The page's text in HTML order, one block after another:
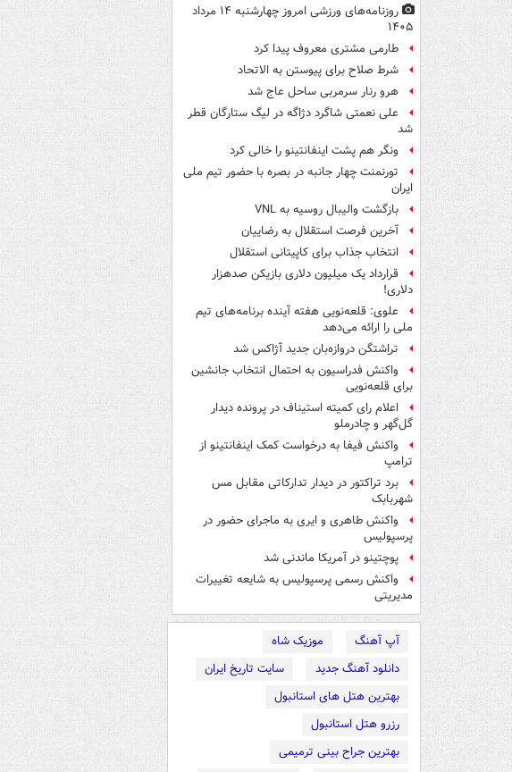
روزنامه‌های ورزشی امروز چهارشنبه ۱۴ مرداد
۱۴۰۵
طارمی مشتری معروف پیدا کرد
شرط صلاح برای پیوستن به الاتحاد
هرو رنار سرمربی ساحل عاج شد
علی نعمتی شاگرد دژاگه در لیگ ستارگان قطر
شد
ونگر هم پشت اینفانتینو را خالی کرد
تورنمنت چهار جانبه در بصره با حضور تیم ملی
ایران
بازگشت والیبال روسیه به VNL
آخرین فرصت استقلال به رضاییان
انتخاب جذاب برای کاپیتانی استقلال
قرارداد یک میلیون دلاری بازیکن صدهزار
دلاری!
علوی: قلعه‌نویی هفته آینده برنامه‌های تیم
ملی را ارائه می‌دهد
تراِشتگن دروازه‌بان جدید آژاکس شد
واکنش فدراسیون به احتمال انتخاب جانشین
برای قلعه‌نویی
اعلام رای کمیته استیناف در پرونده دیدار
گل‌گهر و چادرملو
واکنش فیفا به درخواست کمک اینفانتینو از
ترامپ
برد تراکتور در دیدار تدارکاتی مقابل مس
شهربابک
واکنش طاهری و ایری به ماجرای حضور در
پرسپولیس
پوچتینو در آمریکا ماندنی شد
واکنش رسمی پرسپولیس به شایعه تغییرات
مدیریتی
آپ آهنگ
موزیک شاه
دانلود آهنگ جدید
سایت تاریخ ایران
بهترین هتل های استانبول
رزرو هتل استانبول
بهترین جراح بینی ترمیمی